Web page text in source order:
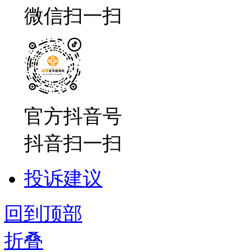
微信扫一扫
官方抖音号
抖音扫一扫
投诉建议
回到顶部
折叠